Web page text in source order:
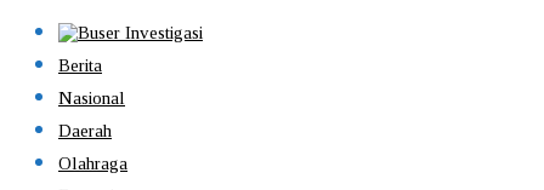
Berita
Nasional
Daerah
Olahraga